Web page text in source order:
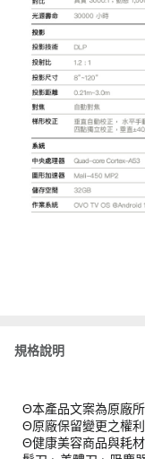
規格說明
Θ本產品文案為原廠
Θ原廠保留變更之權
Θ健康美容商品與耗